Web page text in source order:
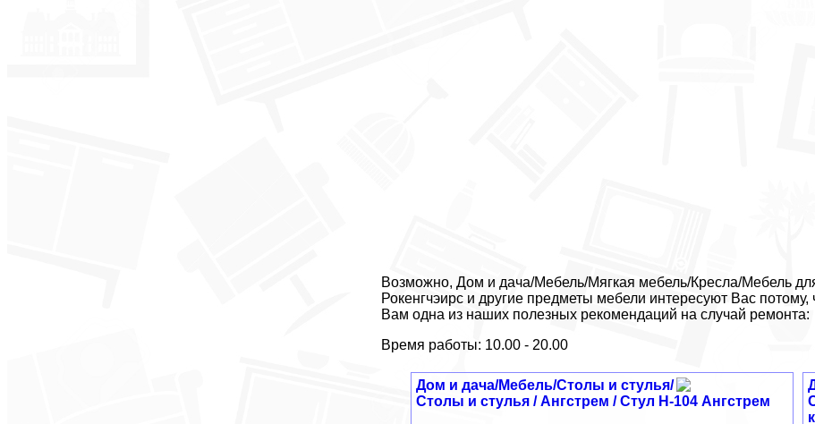
Возможно, Дом и дача/Мебель/Мягкая мебель/Кресла/Мебель
Рокенгчэирс и другие предметы мебели интересуют Вас
Вам одна из наших полезных рекомендаций на случай ремонта:
Время работы: 10.00 - 20.00
Дом и дача/Мебель/Столы и стулья/
Столы и стулья / Ангстрем / Стул H-104 Ангстрем